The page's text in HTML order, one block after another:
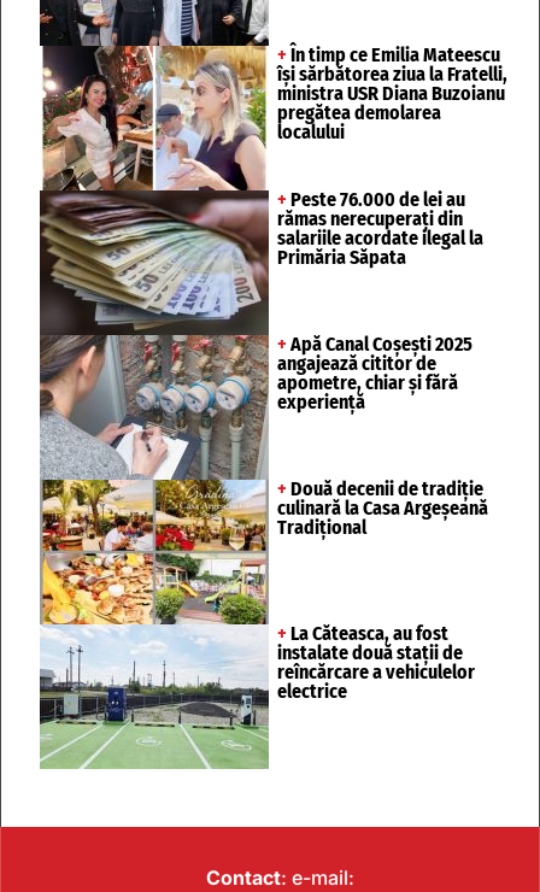
+ În timp ce Emilia Mateescu
își sărbătorea ziua la Fratelli,
ministra USR Diana Buzoianu
pregătea demolarea
localului
+ Peste 76.000 de lei au
rămas nerecuperați din
salariile acordate ilegal la
Primăria Săpata
+ Apă Canal Coșești 2025
angajează cititor de
apometre, chiar și fără
experiență
+ Două decenii de tradiție
culinară la Casa Argeșeană
Tradițional
+ La Căteasca, au fost
instalate două stații de
reîncărcare a vehiculelor
electrice
Contact: e-mail: